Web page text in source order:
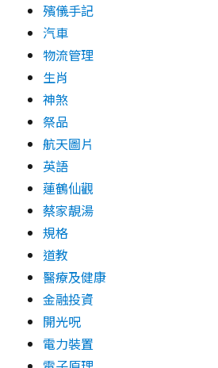
殯儀手記
汽車
物流管理
生肖
神煞
祭品
航天圖片
英語
蓮鶴仙觀
蔡家靚湯
規格
道教
醫療及健康
金融投資
開光呪
電力裝置